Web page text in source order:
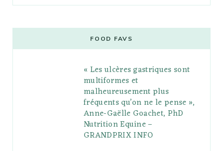
b
t
g
l
e
P
l
s
t
a
g
r
a
m
e
r
e
s
o
l
r
FOOD FAVS
« Les ulcères gastriques sont
multiformes et
malheureusement plus
fréquents qu’on ne le pense »,
Anne-Gaëlle Goachet, PhD
Nutrition Equine –
GRANDPRIX INFO